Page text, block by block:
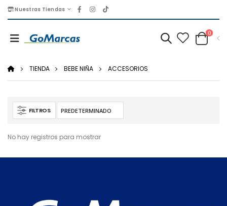
Nuestras Tiendas
0
TIENDA BEBE NIÑA ACCESORIOS
FILTROS
No hay registros para mostrar